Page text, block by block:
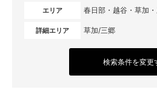
エリア 春日部・越谷・草加
詳細エリア 草加/三郷
検索条件を変更